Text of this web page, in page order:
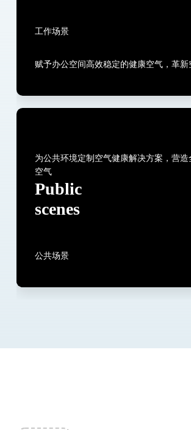
工作场景
赋予办公空间高效稳定的健康空气，革新
为公共环境定制空气健康解决方案，营造
空气
Public
scenes
公共场景